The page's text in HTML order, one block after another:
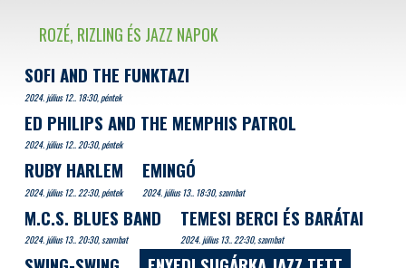
ROZÉ, RIZLING ÉS JAZZ NAPOK
SOFI AND THE FUNKTAZI
2024. július 12.. 18:30, péntek
ED PHILIPS AND THE MEMPHIS PATROL
2024. július 12.. 20:30, péntek
RUBY HARLEM
2024. július 12.. 22:30, péntek
EMINGÓ
2024. július 13.. 18:30, szombat
M.C.S. BLUES BAND
2024. július 13.. 20:30, szombat
TEMESI BERCI ÉS BARÁTAI
2024. július 13.. 22:30, szombat